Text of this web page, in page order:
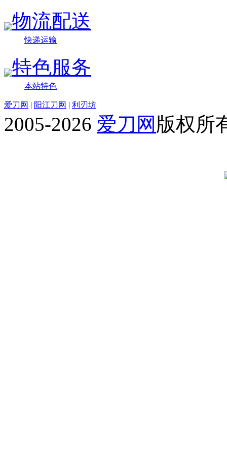
物流配送
快递运输
特色服务
本站特色
爱刀网 | 阳江刀网 | 利刃坊
2005-2026 爱刀网 版权所